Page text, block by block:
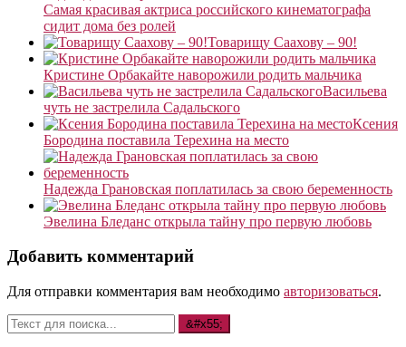
Самая красивая актриса российского кинематографа
сидит дома без ролей
Товарищу Саахову – 90!
Кристине Орбакайте наворожили родить мальчика
Васильева
чуть не застрелила Садальского
Ксения
Бородина поставила Терехина на место
Надежда Грановская поплатилась за свою беременность
Эвелина Бледанс открыла тайну про первую любовь
Добавить комментарий
Для отправки комментария вам необходимо авторизоваться.